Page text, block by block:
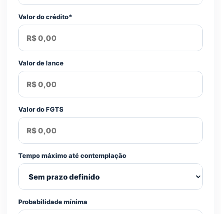
Valor do crédito*
Valor de lance
Valor do FGTS
Tempo máximo até contemplação
Probabilidade mínima